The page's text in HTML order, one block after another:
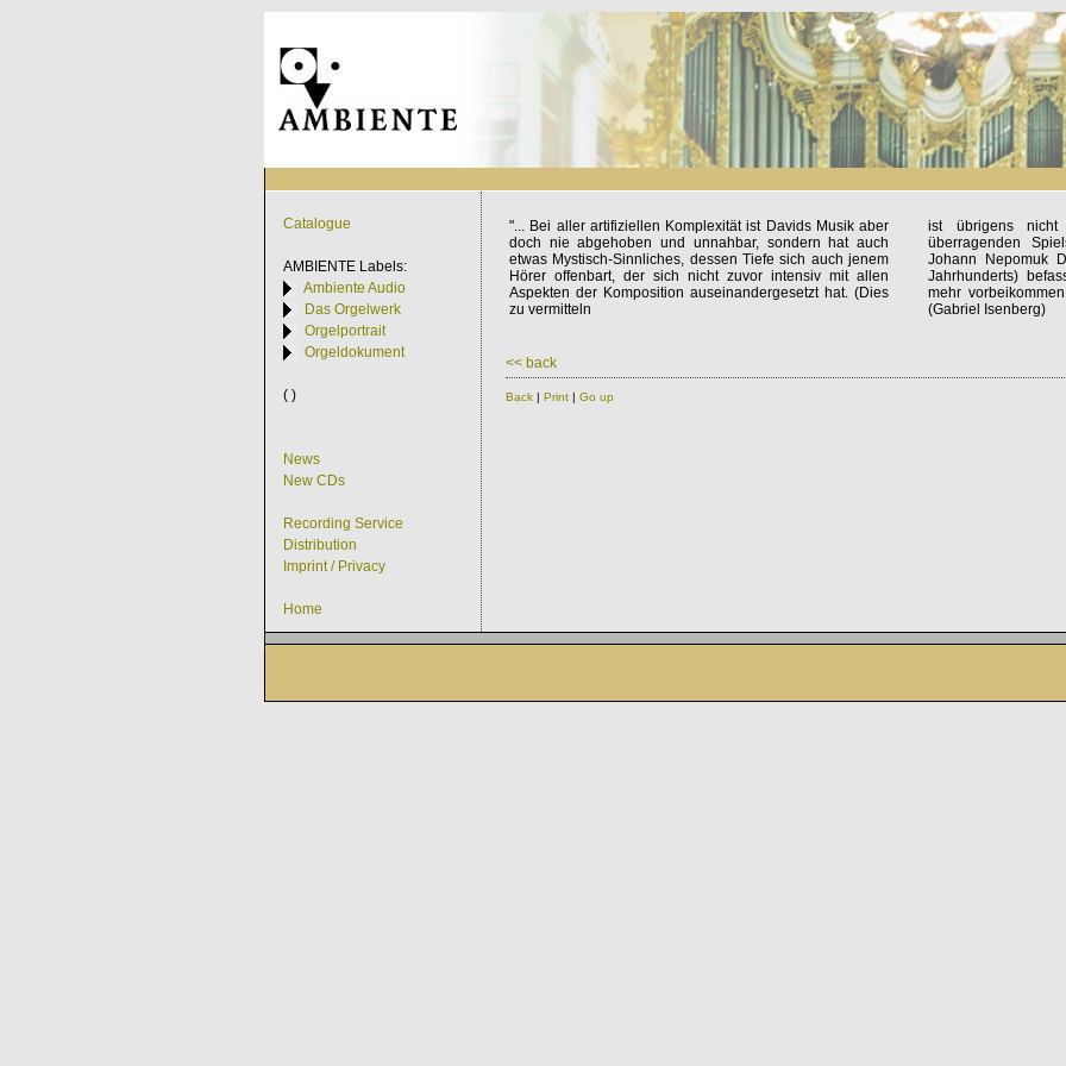
Catalogue
AMBIENTE Labels:
Ambiente Audio
Das Orgelwerk
Orgelportrait
Orgeldokument
( )
News
New CDs
Recording Service
Distribution
Imprint / Privacy
Home
"... Bei aller artifiziellen Komplexität ist Davids Musik aber
doch nie abgehoben und unnahbar, sondern hat auch
etwas Mystisch-Sinnliches, dessen Tiefe sich auch jenem
Hörer offenbart, der sich nicht zuvor intensiv mit allen
Aspekten der Komposition auseinandergesetzt hat. (Dies
zu vermitteln
ist übrigens
überragenden
Johann Nepomuk
Jahrhunderts)
mehr
(Gabriel Isenberg)
<< back
Back | Print | Go up